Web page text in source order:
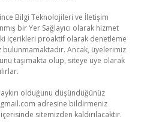
Bilgi Teknolojileri ve İletişim
bir Yer Sağlayıcı olarak hizmet
içerikleri proaktif olarak denetleme
Ancak, üyelerimiz
taşımakta olup, siteye üye olarak
olduğunu düşündüğünüz
adresine bildirmeniz
sitemizden kaldırılacaktır.